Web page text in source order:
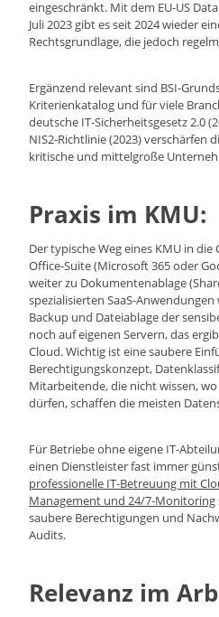
eingeschränkt. Mit dem EU-US
Juli 2023 gibt es seit 2024 wieder
Rechtsgrundlage, die jedoch
Ergänzend relevant sind BSI-
Kriterienkatalog und für viele
deutsche IT-Sicherheitsgesetz 2.0
NIS2-Richtlinie (2023) verschärfen
kritische und mittelgroße
Praxis im KMU:
Der typische Weg eines KMU in
Office-Suite (Microsoft 365 oder
weiter zu Dokumentenablage
spezialisierten SaaS-
Backup und Dateiablage der
noch auf eigenen Servern, das
Cloud. Wichtig ist eine saubere
Berechtigungskonzept,
Mitarbeitende, die nicht wissen,
dürfen, schaffen die meisten
Für Betriebe ohne eigene IT-
einen Dienstleister fast immer
professionelle IT-Betreuung mit
Management und 24/7-Monitoring
saubere Berechtigungen und
Audits.
Relevanz im